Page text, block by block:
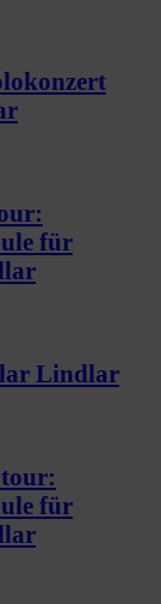
für
Lindlar
für